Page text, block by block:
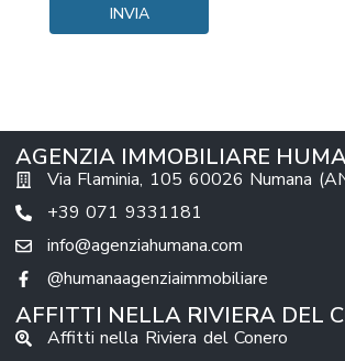
AGENZIA IMMOBILIARE
Via Flaminia, 105 60026 Numana
+39 071 9331181
info@agenziahumana.com
@humanaagenziaimmobiliare
AFFITTI NELLA RIVIERA DEL
Affitti nella Riviera del Conero